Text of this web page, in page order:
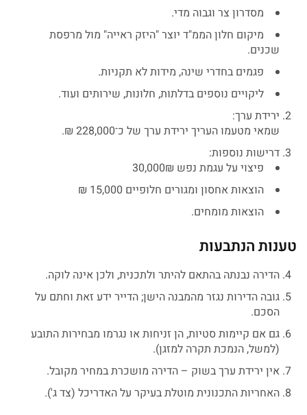
מסדרון צר וגבוה מדי.
מיקום חלון הממ"ד יוצר "היזק ראייה" מול מרפסת
שכנים.
פגמים בחדרי שינה, מידות לא תקניות.
ליקויים נוספים בדלתות, חלונות, שירותים ועוד.
ירידת ערך:
שמאי מטעמו העריך ירידת ערך של כ־228,000 ₪.
דרישות נוספות:
פיצוי על עגמת נפש 30,000₪
הוצאות אחסון ומגורים חלופיים 15,000 ₪
הוצאות מומחים.
טענות הנתבעות
הדירה נבנתה בהתאם להיתר ולתכנית, ולכן אינה לוקה.
גובה הדירות נגזר מהמבנה הישן; הדייר ידע זאת וחתם על
הסכם.
גם אם קיימות סטיות, הן זניחות או נגרמו מבחירות התובע
(למשל, הנמכת תקרה למזגן).
אין ירידת ערך בשוק – הדירה מושכרת במחיר מקובל.
האחריות התכנונית מוטלת בעיקר על האדריכל (צד ג').